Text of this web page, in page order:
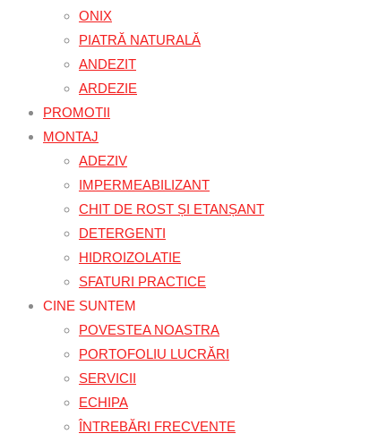
ONIX
PIATRĂ NATURALĂ
ANDEZIT
ARDEZIE
PROMOTII
MONTAJ
ADEZIV
IMPERMEABILIZANT
CHIT DE ROST ȘI ETANȘANT
DETERGENTI
HIDROIZOLATIE
SFATURI PRACTICE
CINE SUNTEM
POVESTEA NOASTRA
PORTOFOLIU LUCRĂRI
SERVICII
ECHIPA
ÎNTREBĂRI FRECVENTE